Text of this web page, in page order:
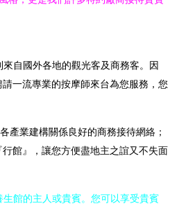
自國外各地的觀光客及商務客。因
一流專業的按摩師來台為您服務，您
業建構關係良好的商務接待網絡；
館』，讓您方便盡地主之誼又不失面
館的主人或貴賓。您可以享受貴賓